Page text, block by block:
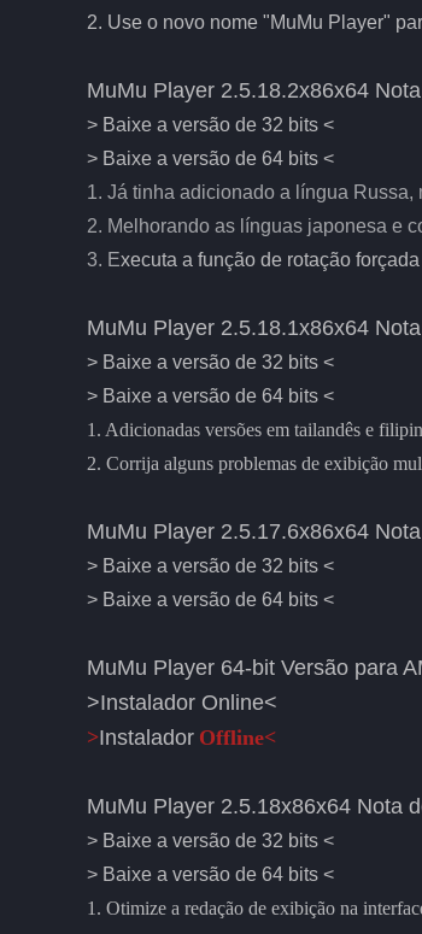
2. Use o novo nome "MuMu Player"
MuMu Player 2.5.18.2x86x64
> Baixe a versão de 32 bits <
> Baixe a versão de 64 bits <
1. Já tinha adicionado a língua
2. Melhorando as línguas japonesa e
3. Executa a função de rotação
MuMu Player 2.5.18.1x86x64
> Baixe a versão de 32 bits <
> Baixe a versão de 64 bits <
1. Adicionadas versões em tailandês e
2. Corrija alguns problemas de exibição
MuMu Player 2.5.17.6x86x64
> Baixe a versão de 32 bits <
> Baixe a versão de 64 bits <
MuMu Player 64-bit Versão para
>Instalador Online<
>Instalador Offline<
MuMu Player 2.5.18x86x64 Nota
> Baixe a versão de 32 bits <
> Baixe a versão de 64 bits <
1. Otimize a redação de exibição na